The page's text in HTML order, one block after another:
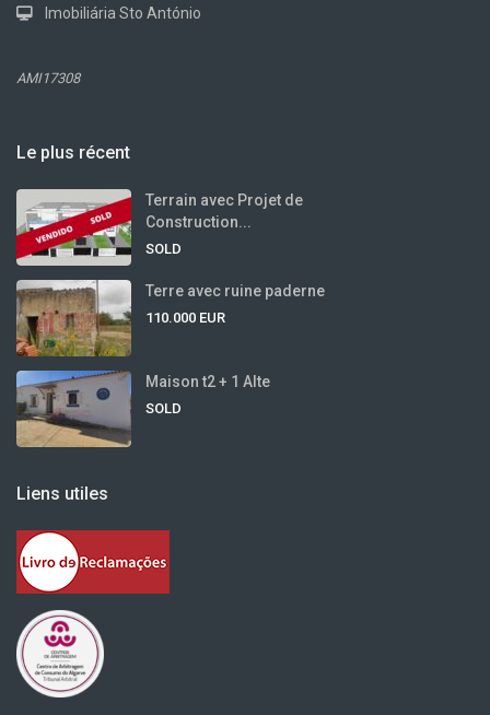
Imobiliária Sto António
AMI17308
Le plus récent
Terrain avec Projet de
Construction...
SOLD
Terre avec ruine paderne
110.000 EUR
Maison t2 + 1 Alte
SOLD
Liens utiles